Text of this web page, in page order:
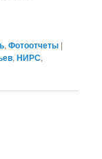
,Фотоотчеты |
,НИРС,